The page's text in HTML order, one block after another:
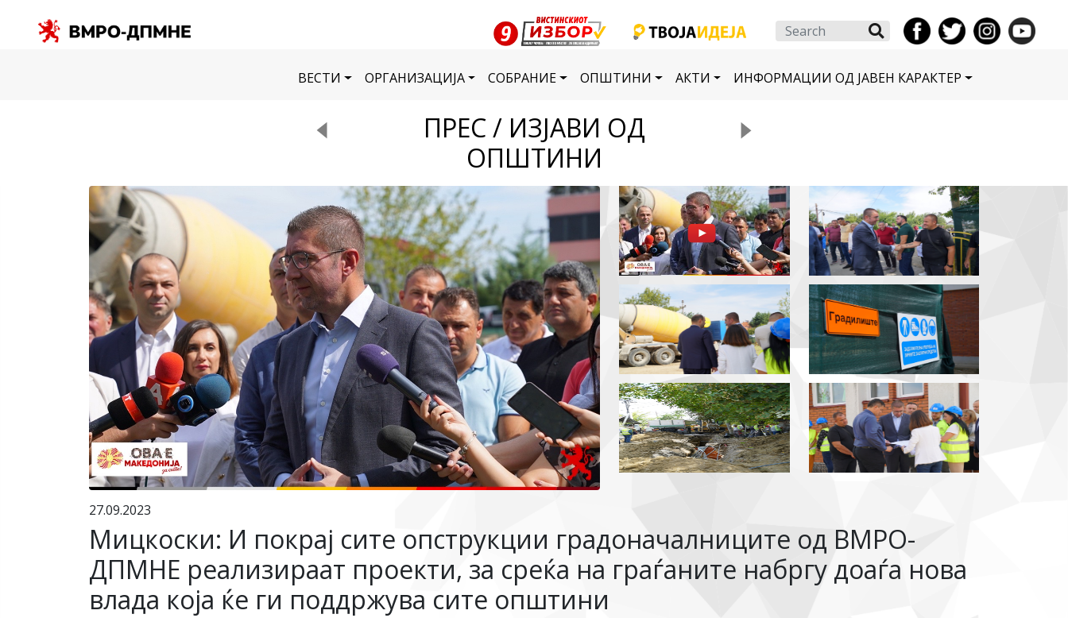
Search
ВЕСТИ ОРГАНИЗАЦИЈА СОБРАНИЕ ОПШТИНИ АКТИ ИНФОРМАЦИИ ОД ЈАВЕН КАРАКТЕР
ПРЕС / ИЗЈАВИ ОД
ОПШТИНИ
27.09.2023
Мицкоски: И покрај сите опструкции градоначалниците од ВМРО-
ДПМНЕ реализираат проекти, за среќа на граѓаните набргу доаѓа нова
влада која ќе ги поддржува сите општини